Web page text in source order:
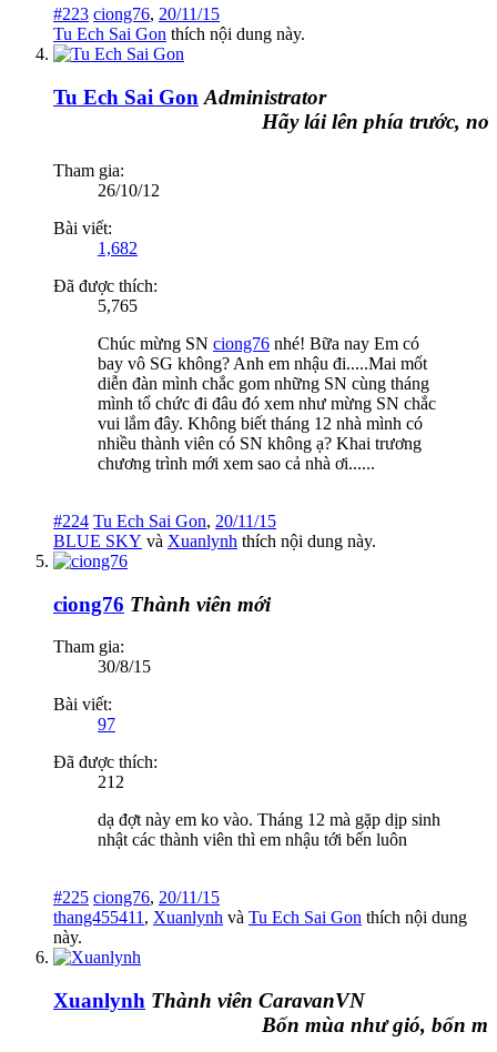
#223 ciong76, 20/11/15
Tu Ech Sai Gon thích nội dung này.
Tu Ech Sai Gon Administrator
Hãy lái lên phía trước, nơi
Tham gia:
26/10/12
Bài viết:
1,682
Đã được thích:
5,765
Chúc mừng SN ciong76 nhé! Bữa nay Em có
bay vô SG không? Anh em nhậu đi.....Mai mốt
diễn đàn mình chắc gom những SN cùng tháng
mình tổ chức đi đâu đó xem như mừng SN chắc
vui lắm đây. Không biết tháng 12 nhà mình có
nhiều thành viên có SN không ạ? Khai trương
chương trình mới xem sao cả nhà ơi......
#224 Tu Ech Sai Gon, 20/11/15
BLUE SKY và Xuanlynh thích nội dung này.
ciong76 Thành viên mới
Tham gia:
30/8/15
Bài viết:
97
Đã được thích:
212
dạ đợt này em ko vào. Tháng 12 mà gặp dịp sinh
nhật các thành viên thì em nhậu tới bến luôn
#225 ciong76, 20/11/15
thang455411 , Xuanlynh và Tu Ech Sai Gon thích nội dung
này.
Xuanlynh Thành viên CaravanVN
Bốn mùa như gió, bốn